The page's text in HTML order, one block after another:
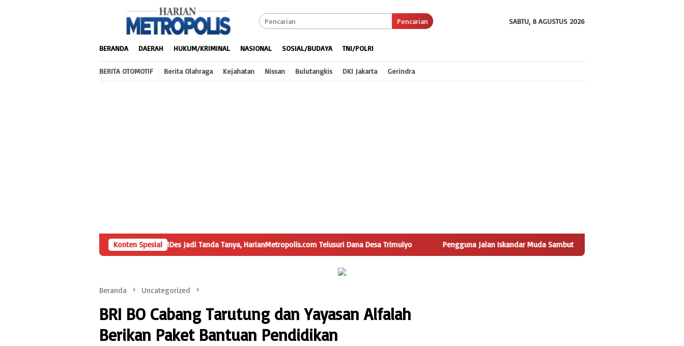
Pencarian SABTU, 8 AGUSTUS 2026
BERANDA DAERAH HUKUM/KRIMINAL NASIONAL SOSIAL/BUDAYA TNI/POLRI
BERITA OTOMOTIF Berita Olahraga Kejahatan Nissan Bulutangkis DKI Jakarta Gerindra
Konten Spesial
Angka Penyertaan Modal BUMDes Jadi Tanda Tanya, HarianMetropolis.com Telusuri Dana Desa Trimulyo Pengguna Jalan Iskandar Muda Sambut Positif Pembangunan Tempat Pengelolaan
Beranda Uncategorized
BRI BO Cabang Tarutung dan Yayasan Alfalah
Berikan Paket Bantuan Pendidikan